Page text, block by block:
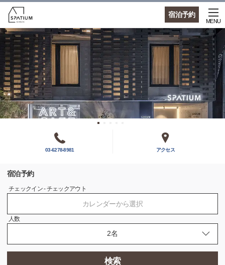
宿泊予約
MENU
03-6278-8981 アクセス
宿泊予約
チェックイン - チェックアウト
カレンダーから選択
人数
検索